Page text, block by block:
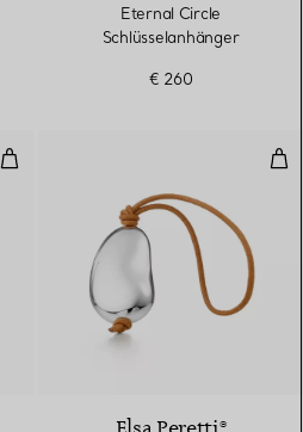
Eternal Circle
Schlüsselanhänger
€ 260
Bean® Geldscheinklammer